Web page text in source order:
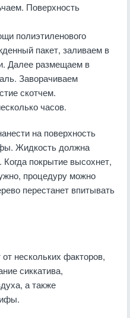
Поверхность
полиэтиленового
пакет, заливаем в
Далее размещаем в
Заворачиваем
скотчем.
часов.
на поверхность
Жидкость должна
покрытие высохнет,
процедуру можно
перестанет впитывать
нескольких факторов,
сиккатива,
а также